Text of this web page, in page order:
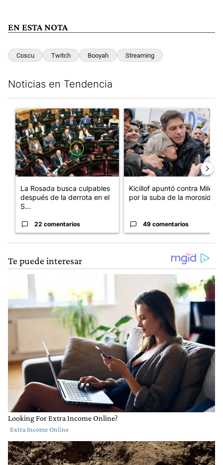
EN ESTA NOTA
Coscu Twitch Booyah Streaming
Noticias en Tendencia
Un artículo de tendencia con el título "La Rosada busca
La Rosada busca culpables
después de la derrota en el
S...
22 comentarios
Un artículo de tendencia con
Kicillof apuntó contra Milei
por la suba de la morosida...
49 comentarios